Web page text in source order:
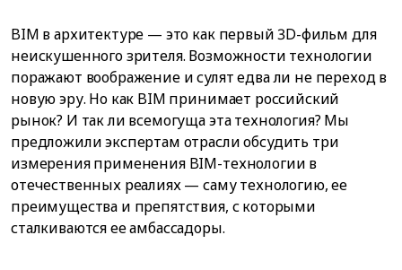
BIM в архитектуре — это как первый 3D-фильм для
неискушенного зрителя. Возможности технологии
поражают воображение и сулят едва ли не переход в
новую эру. Но как BIM принимает российский
рынок? И так ли всемогуща эта технология? Мы
предложили экспертам отрасли обсудить три
измерения применения BIM-технологии в
отечественных реалиях — саму технологию, ее
преимущества и препятствия, с которыми
сталкиваются ее амбассадоры.